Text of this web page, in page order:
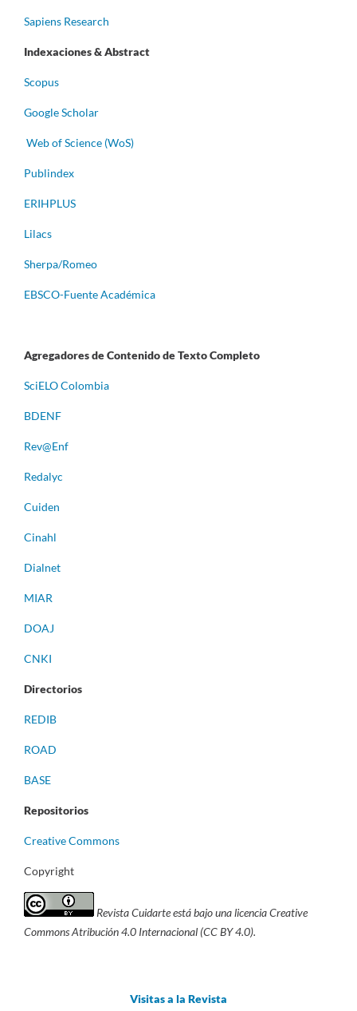
Sapiens Research
Indexaciones & Abstract
Scopus
Google Scholar
Web of Science (WoS)
Publindex
ERIHPLUS
Lilacs
Sherpa/Romeo
EBSCO-Fuente Académica
Agregadores de Contenido de Texto Completo
SciELO Colombia
BDENF
Rev@Enf
Redalyc
Cuiden
Cinahl
Dialnet
MIAR
DOAJ
CNKI
Directorios
REDIB
ROAD
BASE
Repositorios
Creative Commons
Copyright
Revista Cuidarte está bajo una licencia Creative
Commons Atribución 4.0 Internacional (CC BY 4.0).
Visitas a la Revista